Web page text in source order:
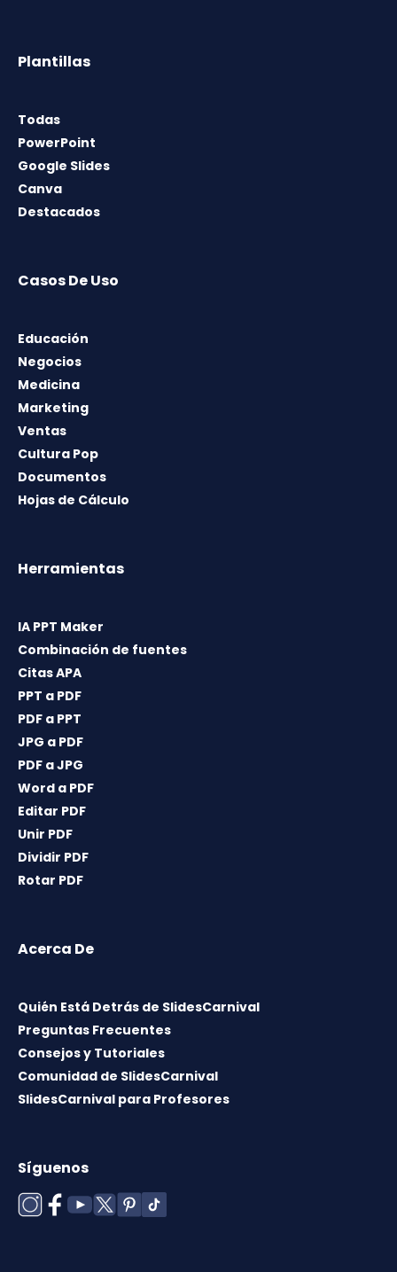
Plantillas
Todas
PowerPoint
Google Slides
Canva
Destacados
Casos De Uso
Educación
Negocios
Medicina
Marketing
Ventas
Cultura Pop
Documentos
Hojas de Cálculo
Herramientas
IA PPT Maker
Combinación de fuentes
Citas APA
PPT a PDF
PDF a PPT
JPG a PDF
PDF a JPG
Word a PDF
Editar PDF
Unir PDF
Dividir PDF
Rotar PDF
Acerca De
Quién Está Detrás de SlidesCarnival
Preguntas Frecuentes
Consejos y Tutoriales
Comunidad de SlidesCarnival
SlidesCarnival para Profesores
Síguenos